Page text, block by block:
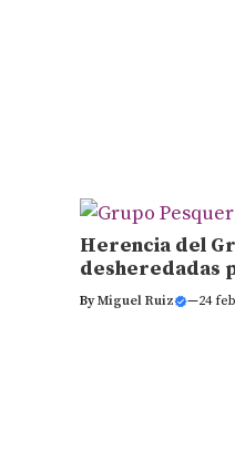
Herencia del
desheredadas
ByMiguel Ruiz —24